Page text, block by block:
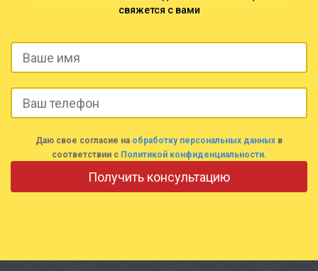
свяжется с вами
Даю свое согласие на обработку персональных данных в
соответствии с Политикой конфиденциальности.